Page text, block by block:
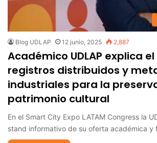
Blog UDLAP 12 junio, 2025 2,887
Académico UDLAP explica
registros distribuidos y
industriales para la
patrimonio cultural
En el Smart City Expo LATAM Congress la
stand informativo de su oferta académica